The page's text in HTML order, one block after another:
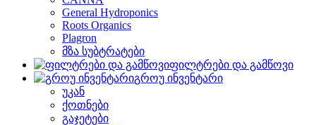
General Hydroponics
Roots Organics
Plagron
მზა სუბტრატები
ფილტრები და გამწოვი
გროუ ინვენტარი
უკან
ქოთნები
გაჯეტები